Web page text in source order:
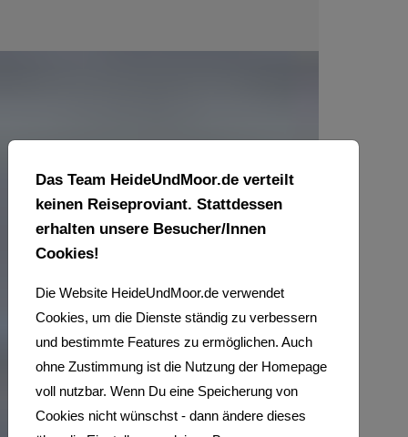
WIR
LIEBEN
ES
DRAUSSEN U
Das Team HeideUndMoor.de verteilt
keinen Reiseproviant. Stattdessen
erhalten unsere Besucher/Innen
Cookies!
Die Website HeideUndMoor.de verwendet
Cookies, um die Dienste ständig zu verbessern
und bestimmte Features zu ermöglichen. Auch
ohne Zustimmung ist die Nutzung der Homepage
voll nutzbar. Wenn Du eine Speicherung von
Cookies nicht wünschst - dann ändere dieses